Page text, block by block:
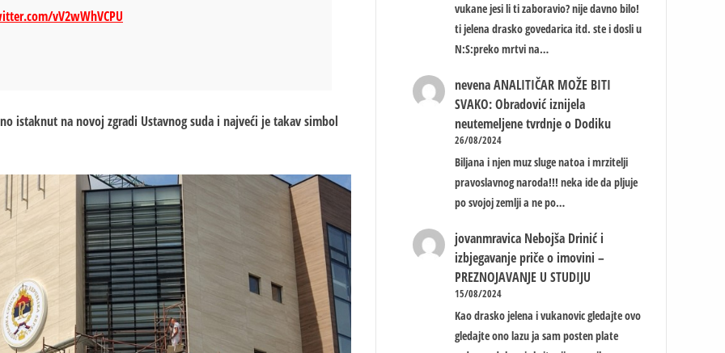
vV2wWhVCPU
istaknut na novoj zgradi Ustavnog suda i najveći je takav simbol
vukane jesi li ti zaboravio? nije davno bilo!
ti jelena drasko govedarica itd. ste i dosli u
N:S:preko mrtvi na…
nevena ANALITIČAR MOŽE BITI
SVAKO: Obradović iznijela
neutemeljene tvrdnje o Dodiku
26/08/2024
Biljana i njen muz sluge natoa i mrzitelji
pravoslavnog naroda!!! neka ide da pljuje
po svojoj zemlji a ne po…
jovanmravica Nebojša Drinić i
izbjegavanje priče o imovini –
PREZNOJAVANJE U STUDIJU
15/08/2024
Kao drasko jelena i vukanovic gledajte ovo
gledajte ono lazu ja sam posten plate